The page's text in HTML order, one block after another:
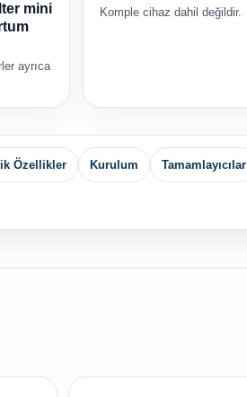
mini
ayrıca
Komple cihaz dahil değildir.
Özellikler Kurulum Tamamlayıcılar